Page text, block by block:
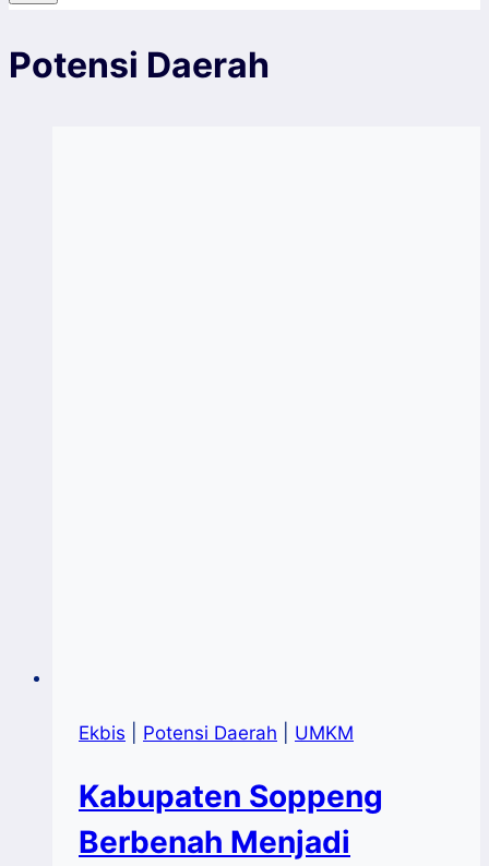
Potensi Daerah
Ekbis Potensi Daerah UMKM
Kabupaten Soppeng
Berbenah Menjadi